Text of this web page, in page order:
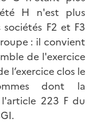
H n'est plus
F2 et F3
: il convient
de l'exercice
l’exercice clos le
dont la
223 F du